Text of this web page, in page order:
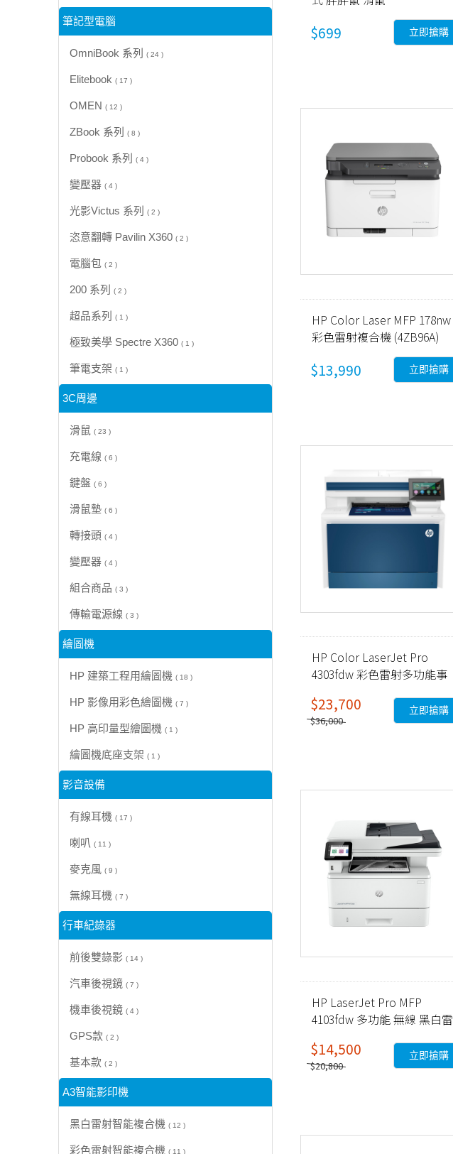
筆記型電腦
OmniBook 系列 ( 24 )
Elitebook ( 17 )
OMEN ( 12 )
ZBook 系列 ( 8 )
Probook 系列 ( 4 )
變壓器 ( 4 )
光影Victus 系列 ( 2 )
恣意翻轉 Pavilin X360 ( 2 )
電腦包 ( 2 )
200 系列 ( 2 )
超品系列 ( 1 )
極致美學 Spectre X360 ( 1 )
筆電支架 ( 1 )
3C周邊
滑鼠 ( 23 )
充電線 ( 6 )
鍵盤 ( 6 )
滑鼠墊 ( 6 )
轉接頭 ( 4 )
變壓器 ( 4 )
組合商品 ( 3 )
傳輸電源線 ( 3 )
繪圖機
HP 建築工程用繪圖機 ( 18 )
HP 影像用彩色繪圖機 ( 7 )
HP 高印量型繪圖機 ( 1 )
繪圖機底座支架 ( 1 )
影音設備
有線耳機 ( 17 )
喇叭 ( 11 )
麥克風 ( 9 )
無線耳機 ( 7 )
行車紀錄器
前後雙錄影 ( 14 )
汽車後視鏡 ( 7 )
機車後視鏡 ( 4 )
GPS款 ( 2 )
基本款 ( 2 )
A3智能影印機
黑白雷射智能複合機 ( 12 )
彩色雷射智能複合機 ( 11 )
$699 立即搶購
HP Color Laser MFP 178nw
彩色雷射複合機 (4ZB96A)
$13,990 立即搶購
HP Color LaserJet Pro
4303fdw 彩色雷射多功能事
$23,700
$36,000
立即搶購
HP LaserJet Pro MFP
4103fdw 多功能 無線 黑白雷
$14,500
$20,800
立即搶購